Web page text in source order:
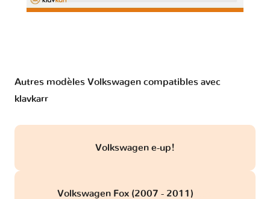
Autres modèles Volkswagen compatibles avec
klavkarr
Volkswagen e-up!
Volkswagen Fox (2007 - 2011)